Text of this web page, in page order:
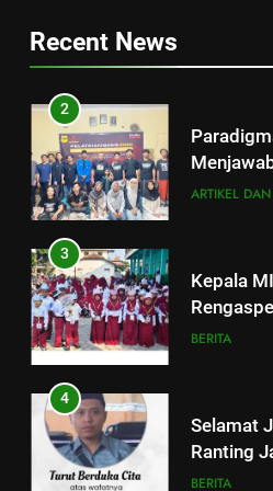
4
Selamat
Ranting
Susilo
BERITA
5
Makesta
dan
BANOM
6
ARTIKEL DAN
Recent News
ARTIKEL
3
Kepala
4
Selamat
Ranting
Makesta
dan